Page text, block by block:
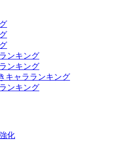
ンキング
ンキング
キャラランキング
ンキング
化